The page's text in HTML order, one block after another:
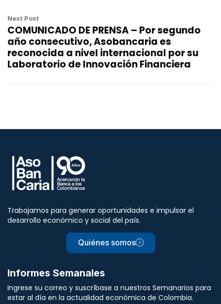
Next Post
COMUNICADO DE PRENSA – Por segundo
año consecutivo, Asobancaria es
reconocida a nivel internacional por su
Laboratorio de Innovación Financiera
Trabajamos para generar oportunidades e impulsar el
desarrollo económico y social del país.
Quiénes somos
Informes Semanales
Ingrese su correo y suscríbase a nuestros Semanarios para
estar al día en la actualidad económica de Colombia.